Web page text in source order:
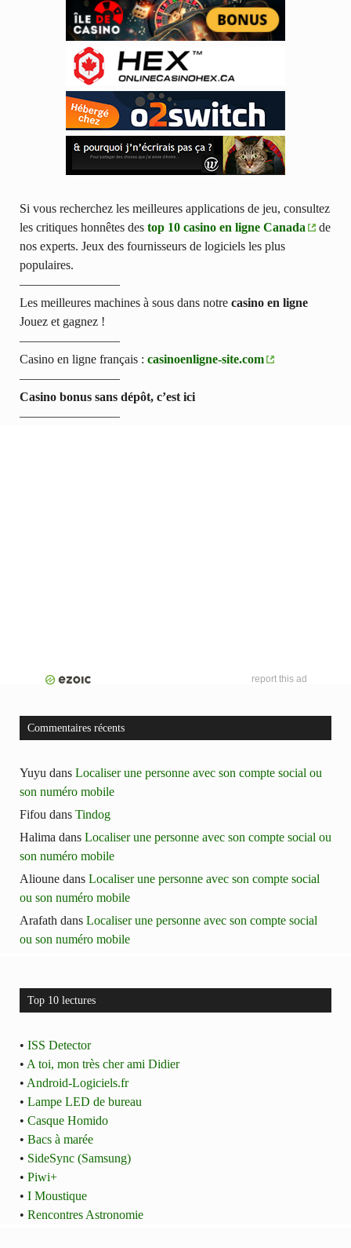
Si vous recherchez les meilleures applications de jeu, consultez
les critiques honnêtes des top 10 casino en ligne Canada
de
nos experts. Jeux des fournisseurs de logiciels les plus
populaires.
————————
Les meilleures machines à sous dans notre casino en ligne
Jouez et gagnez !
————————
Casino en ligne français : casinoenligne-site.com
————————
Casino bonus sans dépôt, c’est ici
————————
report this ad
Commentaires récents
Yuyu dans Localiser une personne avec son compte social ou
son numéro mobile
Fifou dans Tindog
Halima dans Localiser une personne avec son compte social ou
son numéro mobile
Alioune dans Localiser une personne avec son compte social
ou son numéro mobile
Arafath dans Localiser une personne avec son compte social
ou son numéro mobile
Top 10 lectures
• ISS Detector
• A toi, mon très cher ami Didier
• Android-Logiciels.fr
• Lampe LED de bureau
• Casque Homido
• Bacs à marée
• SideSync (Samsung)
• Piwi+
• I Moustique
• Rencontres Astronomie